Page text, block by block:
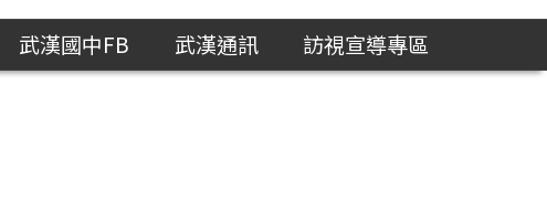
武漢國中FB 武漢通訊
訪視宣導專區